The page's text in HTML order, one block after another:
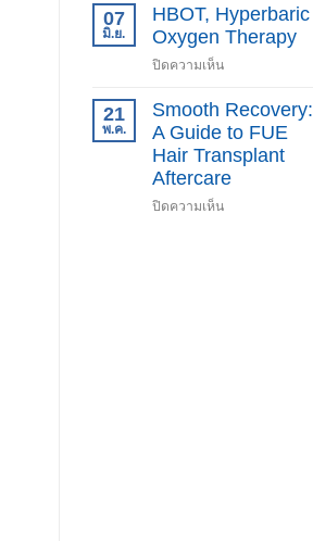
ปลูก
ผม
Non-
FUE
07
มิ.ย.
HBOT, Hyperbaric
Oxygen Therapy
ปิดความเห็นบน
Hyperbaric
Oxygen
Therapy
21
พ.ค.
Smooth Recovery:
A Guide to FUE
Hair Transplant
Aftercare
ปิดความเห็นบน